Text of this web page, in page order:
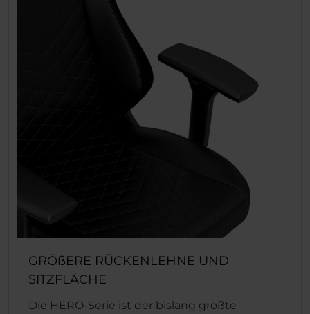
GRÖßERE RÜCKENLEHNE UND
SITZFLÄCHE
Die HERO-Serie ist der bislang größte